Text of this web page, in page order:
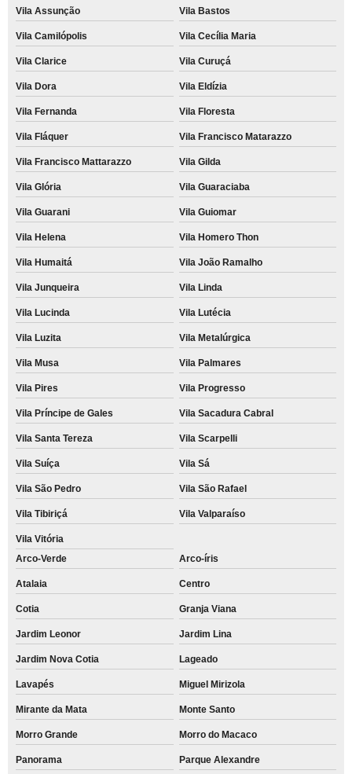
Vila Assunção Vila Bastos
Vila Camilópolis Vila Cecília Maria
Vila Clarice Vila Curuçá
Vila Dora Vila Eldízia
Vila Fernanda Vila Floresta
Vila Fláquer Vila Francisco Matarazzo
Vila Francisco Mattarazzo Vila Gilda
Vila Glória Vila Guaraciaba
Vila Guarani Vila Guiomar
Vila Helena Vila Homero Thon
Vila Humaitá Vila João Ramalho
Vila Junqueira Vila Linda
Vila Lucinda Vila Lutécia
Vila Luzita Vila Metalúrgica
Vila Musa Vila Palmares
Vila Pires Vila Progresso
Vila Príncipe de Gales Vila Sacadura Cabral
Vila Santa Tereza Vila Scarpelli
Vila Suíça Vila Sá
Vila São Pedro Vila São Rafael
Vila Tibiriçá Vila Valparaíso
Vila Vitória
Arco-Verde
Arco-íris
Atalaia Centro
Cotia Granja Viana
Jardim Leonor Jardim Lina
Jardim Nova Cotia Lageado
Lavapés Miguel Mirizola
Mirante da Mata Monte Santo
Morro Grande Morro do Macaco
Panorama Parque Alexandre